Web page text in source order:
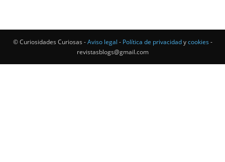
© Curiosidades Curiosas -Aviso legal - Política de privacidadycookies -
revistasblogs@gmail.com